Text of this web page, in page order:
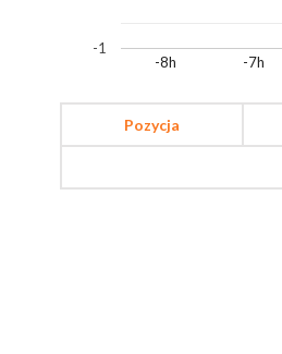
-8h -7h
-1
Pozycja